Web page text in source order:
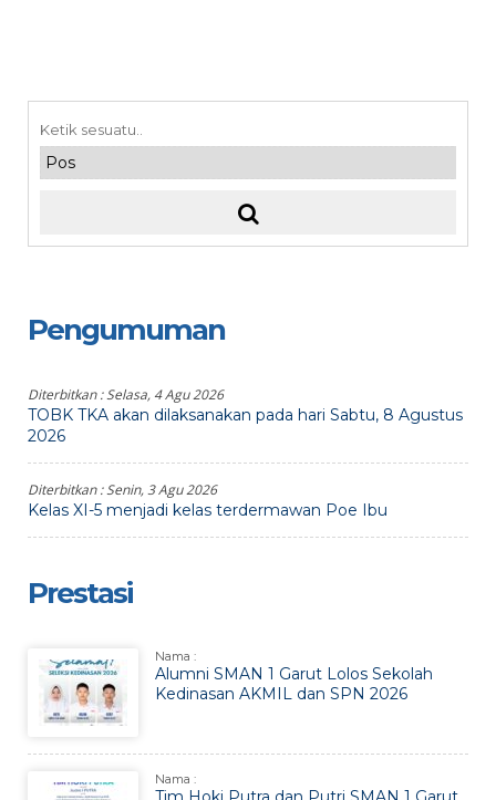
Pengumuman
Diterbitkan :Selasa, 4 Agu 2026
TOBK TKA akan dilaksanakan pada hari Sabtu, 8 Agustus
2026
Diterbitkan :Senin, 3 Agu 2026
Kelas XI-5 menjadi kelas terdermawan Poe Ibu
Prestasi
Nama :
Alumni SMAN 1 Garut Lolos Sekolah
Kedinasan AKMIL dan SPN 2026
Nama :